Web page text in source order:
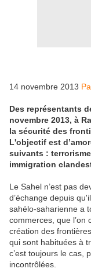
14 novembre 2013
Des représentants
novembre 2013, à
la sécurité des
L'objectif est
suivants :
immigration
Le Sahel n’est pas
d’échange depuis
sahélo-saharienne a
commerces, que l’on
création des
qui sont habituées à
c’est toujours le cas,
incontrôlées.